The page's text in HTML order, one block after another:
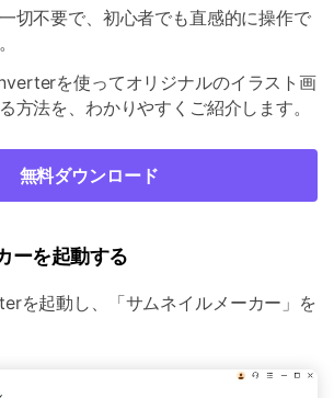
切不要で、初心者でも直感的に操作で
を使ってオリジナルのイラスト画
方法を、わかりやすくご紹介します。
無料ダウンロード
ーを起動する
を起動し、「サムネイルメーカー」を